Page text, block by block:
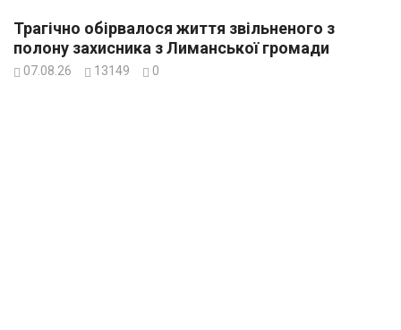
Трагічно обірвалося життя звільненого з
полону захисника з Лиманської громади
07.08.26 13149 0